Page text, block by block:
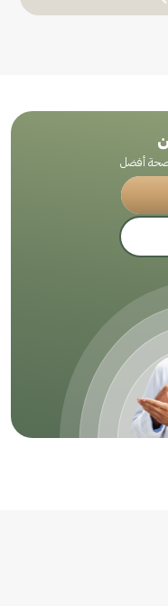
صحة أفضل